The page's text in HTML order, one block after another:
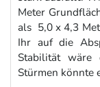
Meter
als 5,0 x 4,3
Ihr auf die
Stabilität wäre
Stürmen könnte